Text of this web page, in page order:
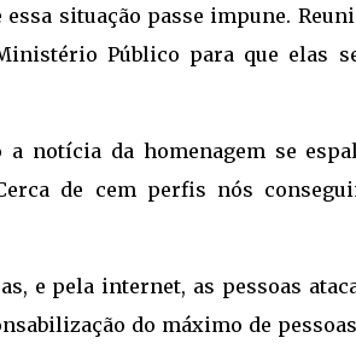
situação passe impune.
Público para que elas
notícia da homenagem se
de cem perfis nós
e pela internet, as pessoas
do máximo de